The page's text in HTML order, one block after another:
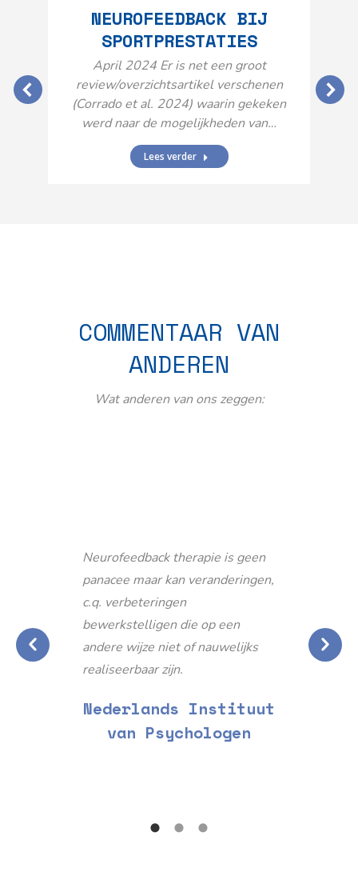
NEUROFEEDBACK BIJ
SPORTPRESTATIES
April 2024 Er is net een groot
review/overzichtsartikel verschenen
(Corrado et al. 2024) waarin gekeken
werd naar de mogelijkheden van…
Lees verder
COMMENTAAR VAN
ANDEREN
Wat anderen van ons zeggen:
Neurofeedback therapie is geen
panacee maar kan veranderingen,
c.q. verbeteringen
bewerkstelligen die op een
andere wijze niet of nauwelijks
realiseerbaar zijn.
Nederlands Instituut
van Psychologen